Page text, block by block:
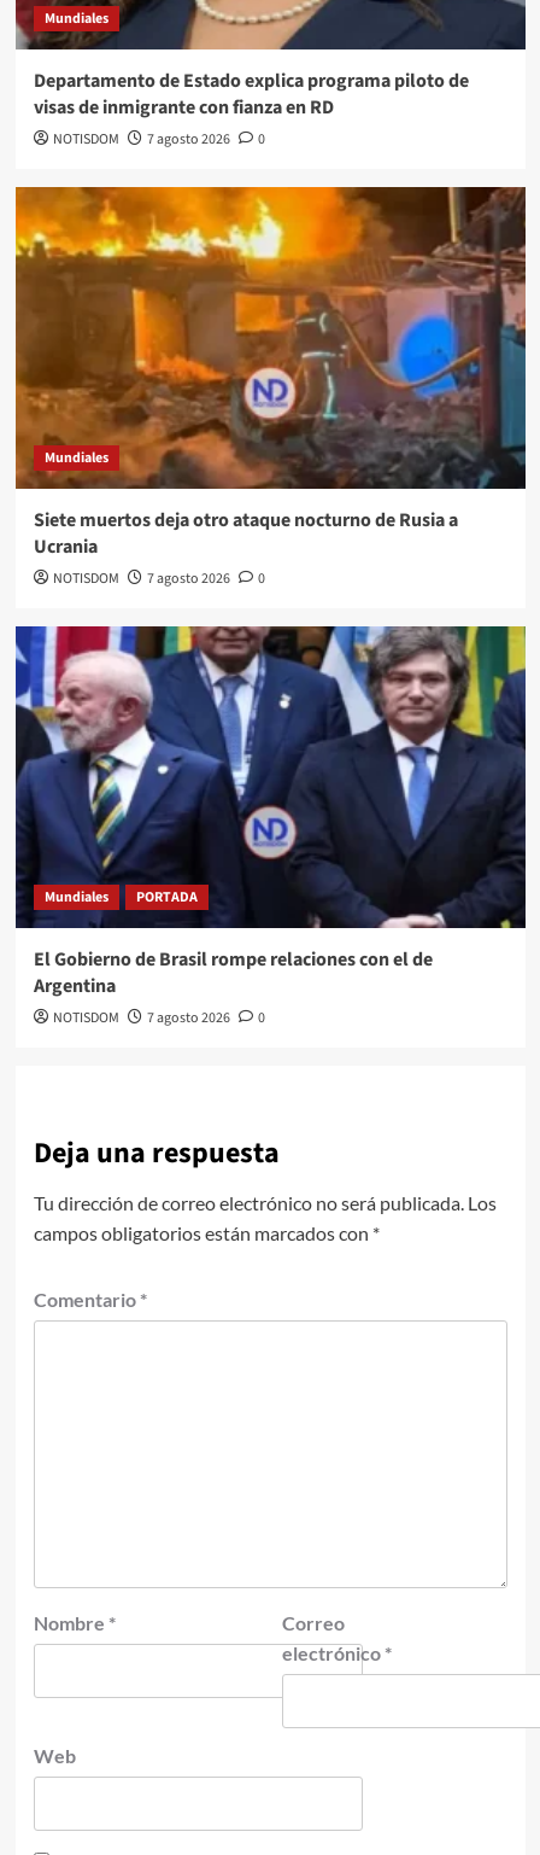
Mundiales
Departamento de Estado explica programa piloto de
visas de inmigrante con fianza en RD
NOTISDOM 7 agosto 2026 0
Mundiales
Siete muertos deja otro ataque nocturno de Rusia a
Ucrania
NOTISDOM 7 agosto 2026 0
Mundiales PORTADA
El Gobierno de Brasil rompe relaciones con el de
Argentina
NOTISDOM 7 agosto 2026 0
Deja una respuesta
Tu dirección de correo electrónico no será publicada. Los
campos obligatorios están marcados con *
Comentario *
Nombre *
Correo
electrónico *
Web